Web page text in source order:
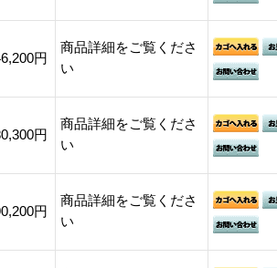
円
商品詳細をご覧くださ
い
円
商品詳細をご覧くださ
い
円
商品詳細をご覧くださ
い